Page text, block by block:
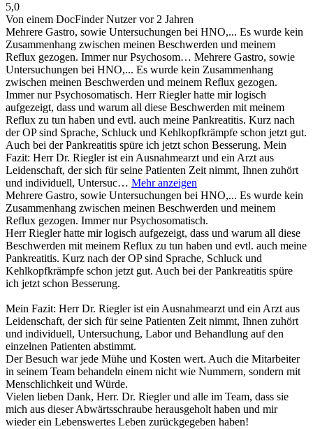
5,0
Von einem DocFinder Nutzervor 2 Jahren
Mehrere Gastro, sowie Untersuchungen bei HNO,... Es wurde kein
Zusammenhang zwischen meinen Beschwerden und meinem
Reflux gezogen. Immer nur Psychosom… Mehrere Gastro, sowie
Untersuchungen bei HNO,... Es wurde kein Zusammenhang
zwischen meinen Beschwerden und meinem Reflux gezogen.
Immer nur Psychosomatisch. Herr Riegler hatte mir logisch
aufgezeigt, dass und warum all diese Beschwerden mit meinem
Reflux zu tun haben und evtl. auch meine Pankreatitis. Kurz nach
der OP sind Sprache, Schluck und Kehlkopfkrämpfe schon jetzt gut.
Auch bei der Pankreatitis spüre ich jetzt schon Besserung. Mein
Fazit: Herr Dr. Riegler ist ein Ausnahmearzt und ein Arzt aus
Leidenschaft, der sich für seine Patienten Zeit nimmt, Ihnen zuhört
und individuell, Untersuc… Mehr anzeigen
Mehrere Gastro, sowie Untersuchungen bei HNO,... Es wurde kein
Zusammenhang zwischen meinen Beschwerden und meinem
Reflux gezogen. Immer nur Psychosomatisch.
Herr Riegler hatte mir logisch aufgezeigt, dass und warum all diese
Beschwerden mit meinem Reflux zu tun haben und evtl. auch meine
Pankreatitis. Kurz nach der OP sind Sprache, Schluck und
Kehlkopfkrämpfe schon jetzt gut. Auch bei der Pankreatitis spüre
ich jetzt schon Besserung.
Mein Fazit: Herr Dr. Riegler ist ein Ausnahmearzt und ein Arzt aus
Leidenschaft, der sich für seine Patienten Zeit nimmt, Ihnen zuhört
und individuell, Untersuchung, Labor und Behandlung auf den
einzelnen Patienten abstimmt.
Der Besuch war jede Mühe und Kosten wert. Auch die Mitarbeiter
in seinem Team behandeln einem nicht wie Nummern, sondern mit
Menschlichkeit und Würde.
Vielen lieben Dank, Herr. Dr. Riegler und alle im Team, dass sie
mich aus dieser Abwärtsschraube herausgeholt haben und mir
wieder ein Lebenswertes Leben zurückgegeben haben!